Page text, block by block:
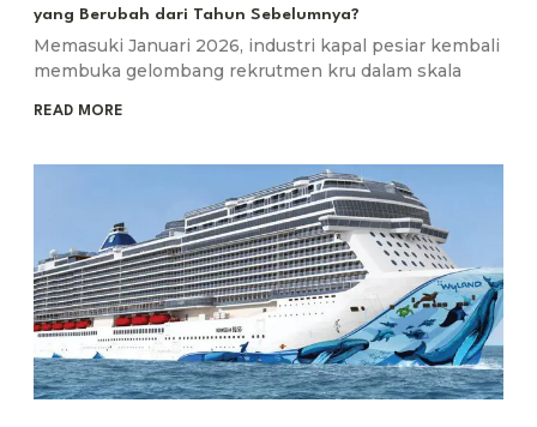
yang Berubah dari Tahun Sebelumnya?
Memasuki Januari 2026, industri kapal pesiar kembali
membuka gelombang rekrutmen kru dalam skala
READ MORE